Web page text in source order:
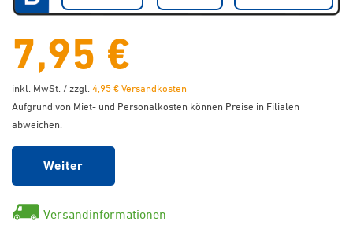
7,95 €
inkl. MwSt. / zzgl. 4,95 € Versandkosten
Aufgrund von Miet- und Personalkosten können Preise in Filialen
abweichen.
Weiter
Versandinformationen